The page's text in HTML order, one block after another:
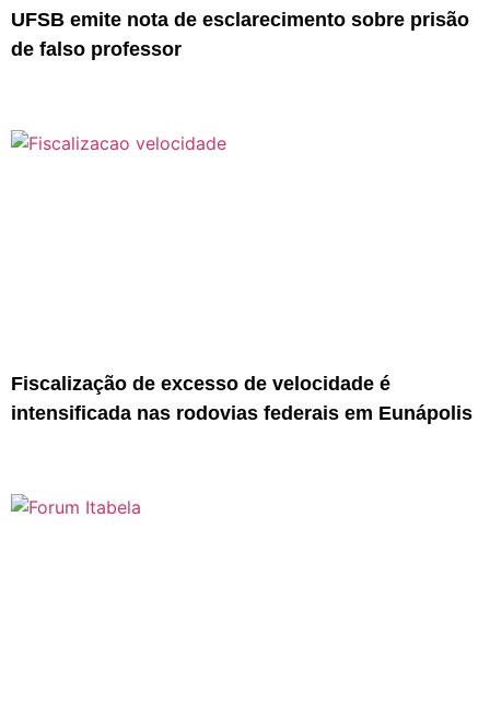
UFSB emite nota de esclarecimento sobre prisão
de falso professor
Fiscalização de excesso de velocidade é
intensificada nas rodovias federais em Eunápolis